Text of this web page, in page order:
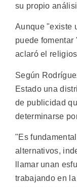
su propio
Aunque "existe
puede fomentar
aclaró el
Según
Estado una
de publicidad
determinarse
"Es
alternativos,
llamar unan
trabajando en